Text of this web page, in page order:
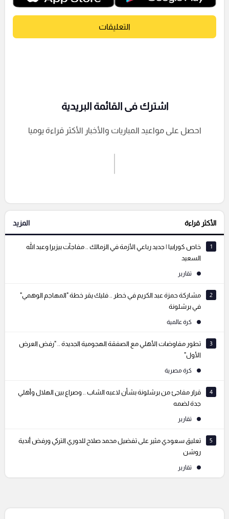
التعليقات
إرسال تعليق
التعليقات السابقة
اشترك فى القائمة البريدية
احصل على مواعيد المباريات والأخبار الأكثر قراءة يوميا
الأكثر قراءة المزيد
1
خاص كورابيا | جديد رباعي الأزمة في الزمالك .. مفاجآت بيزيرا وعبد الله
السعيد
تقارير
2
مشاركة حمزة عبد الكريم في خطر .. فليك يقر خطة "المهاجم الوهمي"
في برشلونة
كرة عالمية
3
تطور مفاوضات الأهلي مع الصفقة الهجومية الجديدة .. "رفض العرض
الأول"
كرة مصرية
4
قرار مفاجئ من برشلونة بشأن لاعبه الشاب .. وصراع بين الهلال وأهلي
جدة لضمه
تقارير
5
تعليق سعودي مثير على تفضيل محمد صلاح للدوري التركي ورفض أندية
روشن
تقارير